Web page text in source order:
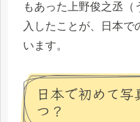
もあった上野俊之丞
入したことが、日本で
います。
日本で初めて
つ？